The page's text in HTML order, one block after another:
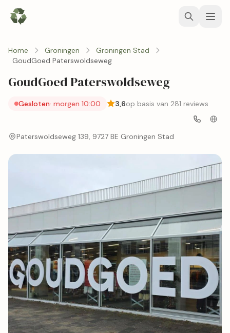
Home Groningen
Groningen Stad
GoudGoed Paterswoldseweg
GoudGoed Paterswoldseweg
Gesloten· morgen 10:00 3,6op basis van 281 reviews
Paterswoldseweg 139, 9727 BE Groningen Stad